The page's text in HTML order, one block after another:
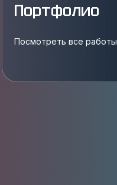
Портфолио
Посмотреть все работы